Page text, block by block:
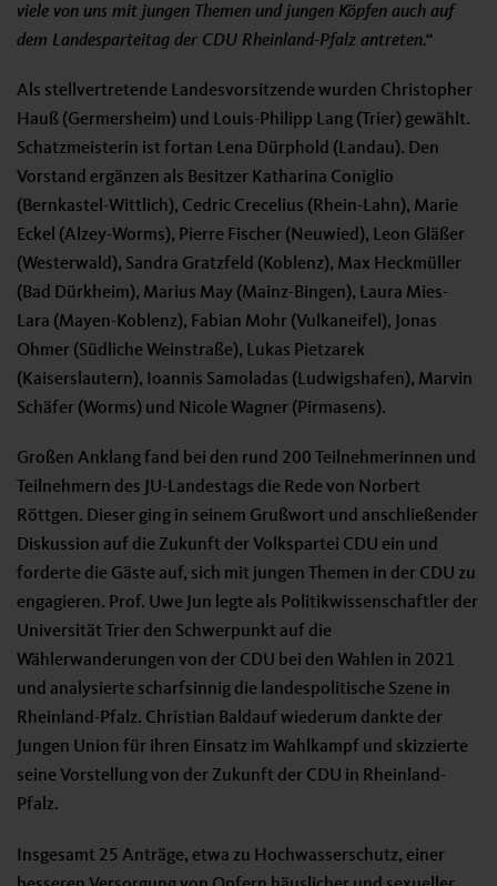
viele von uns mit jungen Themen und jungen Köpfen auch auf
dem Landesparteitag der CDU Rheinland-Pfalz antreten.“
Als stellvertretende Landesvorsitzende wurden Christopher
Hauß (Germersheim) und Louis-Philipp Lang (Trier) gewählt.
Schatzmeisterin ist fortan Lena Dürphold (Landau). Den
Vorstand ergänzen als Besitzer Katharina Coniglio
(Bernkastel-Wittlich), Cedric Crecelius (Rhein-Lahn), Marie
Eckel (Alzey-Worms), Pierre Fischer (Neuwied), Leon Gläßer
(Westerwald), Sandra Gratzfeld (Koblenz), Max Heckmüller
(Bad Dürkheim), Marius May (Mainz-Bingen), Laura Mies-
Lara (Mayen-Koblenz), Fabian Mohr (Vulkaneifel), Jonas
Ohmer (Südliche Weinstraße), Lukas Pietzarek
(Kaiserslautern), Ioannis Samoladas (Ludwigshafen), Marvin
Schäfer (Worms) und Nicole Wagner (Pirmasens).
Großen Anklang fand bei den rund 200 Teilnehmerinnen und
Teilnehmern des JU-Landestags die Rede von Norbert
Röttgen. Dieser ging in seinem Grußwort und anschließender
Diskussion auf die Zukunft der Volkspartei CDU ein und
forderte die Gäste auf, sich mit jungen Themen in der CDU zu
engagieren. Prof. Uwe Jun legte als Politikwissenschaftler der
Universität Trier den Schwerpunkt auf die
Wählerwanderungen von der CDU bei den Wahlen in 2021
und analysierte scharfsinnig die landespolitische Szene in
Rheinland-Pfalz. Christian Baldauf wiederum dankte der
Jungen Union für ihren Einsatz im Wahlkampf und skizzierte
seine Vorstellung von der Zukunft der CDU in Rheinland-
Pfalz.
Insgesamt 25 Anträge, etwa zu Hochwasserschutz, einer